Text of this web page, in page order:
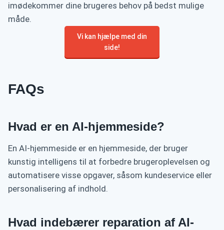
imødekommer dine brugeres behov på bedst mulige
måde.
Vi kan hjælpe med din
side!
FAQs
Hvad er en AI-hjemmeside?
En AI-hjemmeside er en hjemmeside, der bruger
kunstig intelligens til at forbedre brugeroplevelsen og
automatisere visse opgaver, såsom kundeservice eller
personalisering af indhold.
Hvad indebærer reparation af AI-